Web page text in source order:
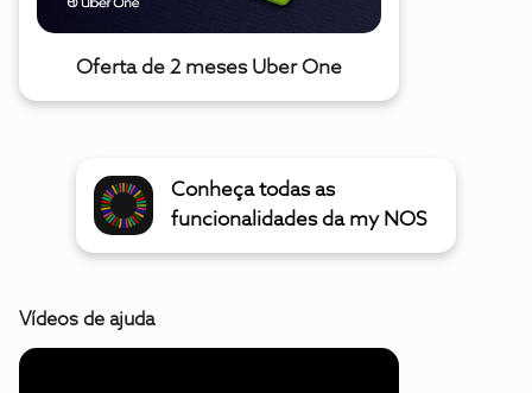
Oferta de 2 meses Uber One
Conheça todas as
funcionalidades da my NOS
Vídeos de ajuda